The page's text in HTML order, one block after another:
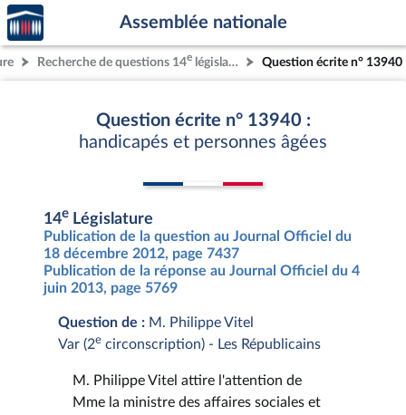
Aller au contenu
Aller en bas de la page
Accèder
à la
page
d'accueil
Assemblée nationale
Recherche de questions 14e législature Question écrite n° 13940
Question écrite n° 13940 :
handicapés et personnes âgées
14e Législature
Publication de la question au Journal Officiel du
18 décembre 2012, page 7437
Publication de la réponse au Journal Officiel du 4
juin 2013, page 5769
Question de : M. Philippe Vitel
Var (2e circonscription) - Les Républicains
M. Philippe Vitel attire l'attention de
Mme la ministre des affaires sociales et